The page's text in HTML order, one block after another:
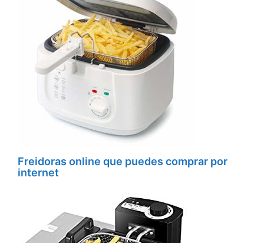
Freidoras online que puedes comprar por
internet